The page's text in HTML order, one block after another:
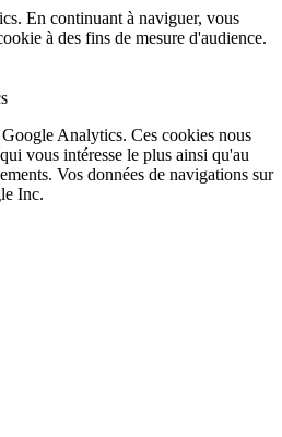
En continuant à naviguer, vous
à des fins de mesure d'audience.
Analytics. Ces cookies nous
vous intéresse le plus ainsi qu'au
Vos données de navigations sur
Inc.